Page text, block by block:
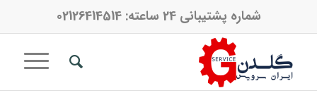
شماره پشتیبانی 24 ساعته: 02126414514